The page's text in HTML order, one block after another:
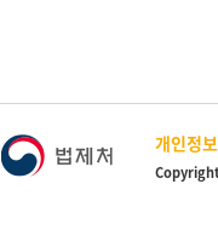
개인정